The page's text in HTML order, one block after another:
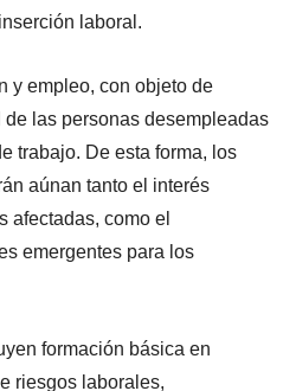
laboral.
y empleo, con objeto de
las personas desempleadas
trabajo. De esta forma, los
aúnan tanto el interés
afectadas, como el
emergentes para los
formación básica en
riesgos laborales,